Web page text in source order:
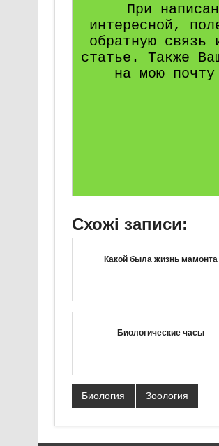
При
интересной,
обратную связь
статье. Также
на мою
Схожі записи:
Какой была жизнь мамонта
Биологические часы
Биология Зоология